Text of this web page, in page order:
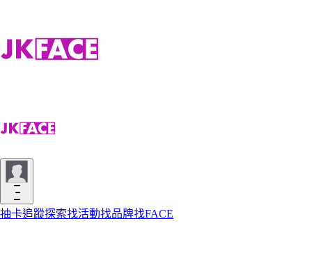
抽卡追蹤探索找活動找品牌找FACE